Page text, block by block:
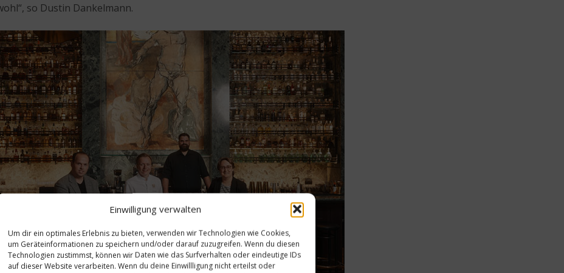
Einwilligung verwalten
Um dir ein optimales Erlebnis zu bieten, verwenden wir Technologien wie Cookies,
um Geräteinformationen zu speichern und/oder darauf zuzugreifen. Wenn du diesen
Technologien zustimmst, können wir Daten wie das Surfverhalten oder eindeutige IDs
auf dieser Website verarbeiten. Wenn du deine Einwillligung nicht erteilst oder
so Dustin Dankelmann.